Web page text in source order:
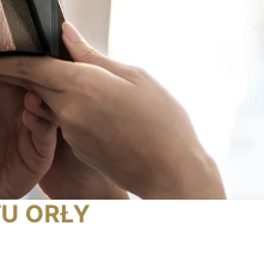
ORŁY